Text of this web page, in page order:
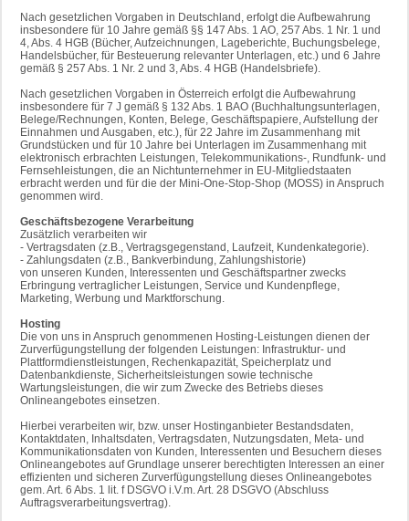
Nach gesetzlichen Vorgaben in Deutschland, erfolgt die Aufbewahrung
insbesondere für 10 Jahre gemäß §§ 147 Abs. 1 AO, 257 Abs. 1 Nr. 1 und
4, Abs. 4 HGB (Bücher, Aufzeichnungen, Lageberichte, Buchungsbelege,
Handelsbücher, für Besteuerung relevanter Unterlagen, etc.) und 6 Jahre
gemäß § 257 Abs. 1 Nr. 2 und 3, Abs. 4 HGB (Handelsbriefe).
Nach gesetzlichen Vorgaben in Österreich erfolgt die Aufbewahrung
insbesondere für 7 J gemäß § 132 Abs. 1 BAO (Buchhaltungsunterlagen,
Belege/Rechnungen, Konten, Belege, Geschäftspapiere, Aufstellung der
Einnahmen und Ausgaben, etc.), für 22 Jahre im Zusammenhang mit
Grundstücken und für 10 Jahre bei Unterlagen im Zusammenhang mit
elektronisch erbrachten Leistungen, Telekommunikations-, Rundfunk- und
Fernsehleistungen, die an Nichtunternehmer in EU-Mitgliedstaaten
erbracht werden und für die der Mini-One-Stop-Shop (MOSS) in Anspruch
genommen wird.
Geschäftsbezogene Verarbeitung
Zusätzlich verarbeiten wir
- Vertragsdaten (z.B., Vertragsgegenstand, Laufzeit, Kundenkategorie).
- Zahlungsdaten (z.B., Bankverbindung, Zahlungshistorie)
von unseren Kunden, Interessenten und Geschäftspartner zwecks
Erbringung vertraglicher Leistungen, Service und Kundenpflege,
Marketing, Werbung und Marktforschung.
Hosting
Die von uns in Anspruch genommenen Hosting-Leistungen dienen der
Zurverfügungstellung der folgenden Leistungen: Infrastruktur- und
Plattformdienstleistungen, Rechenkapazität, Speicherplatz und
Datenbankdienste, Sicherheitsleistungen sowie technische
Wartungsleistungen, die wir zum Zwecke des Betriebs dieses
Onlineangebotes einsetzen.
Hierbei verarbeiten wir, bzw. unser Hostinganbieter Bestandsdaten,
Kontaktdaten, Inhaltsdaten, Vertragsdaten, Nutzungsdaten, Meta- und
Kommunikationsdaten von Kunden, Interessenten und Besuchern dieses
Onlineangebotes auf Grundlage unserer berechtigten Interessen an einer
effizienten und sicheren Zurverfügungstellung dieses Onlineangebotes
gem. Art. 6 Abs. 1 lit. f DSGVO i.V.m. Art. 28 DSGVO (Abschluss
Auftragsverarbeitungsvertrag).